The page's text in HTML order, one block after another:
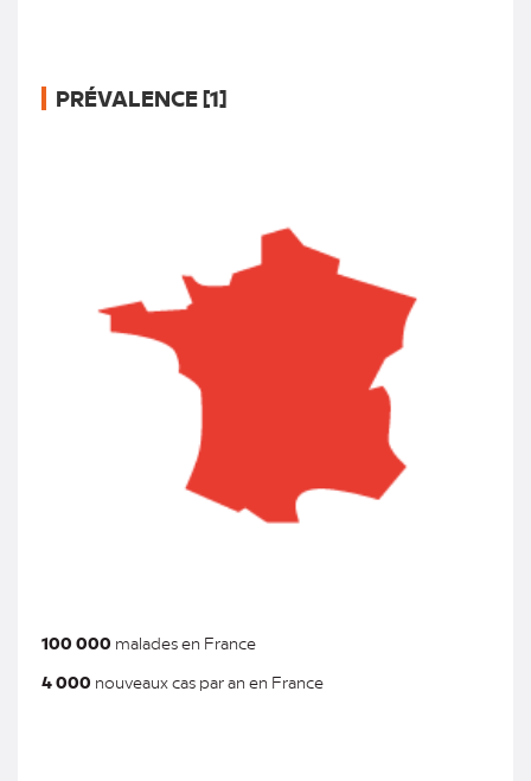
PRÉVALENCE [1]
100 000 malades en France
4 000 nouveaux cas par an en France